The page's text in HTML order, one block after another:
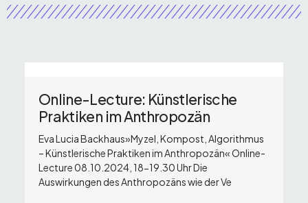
Online-Lecture: Künstlerische
Praktiken im Anthropozän
Eva Lucia Backhaus»Myzel, Kompost, Algorithmus
– Künstlerische Praktiken im Anthropozän« Online-
Lecture 08.10.2024, 18-19.30 Uhr Die
Auswirkungen des Anthropozäns wie der Ve